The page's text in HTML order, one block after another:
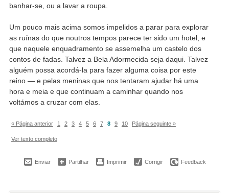
banhar-se, ou a lavar a roupa.
Um pouco mais acima somos impelidos a parar para explorar
as ruínas do que noutros tempos parece ter sido um hotel, e
que naquele enquadramento se assemelha um castelo dos
contos de fadas. Talvez a Bela Adormecida seja daqui. Talvez
alguém possa acordá-la para fazer alguma coisa por este
reino — e pelas meninas que nos tentaram ajudar há uma
hora e meia e que continuam a caminhar quando nos
voltámos a cruzar com elas.
« Página anterior 1 2 3 4 5 6 7 8 9 10 Página seguinte »
Ver texto completo
Enviar Partilhar Imprimir Corrigir Feedback